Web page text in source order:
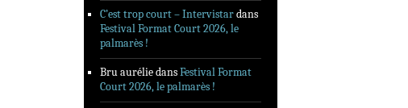
C’est trop court – Intervistardans
Festival Format Court 2026, le
palmarès !
Bru auréliedansFestival Format
Court 2026, le palmarès !